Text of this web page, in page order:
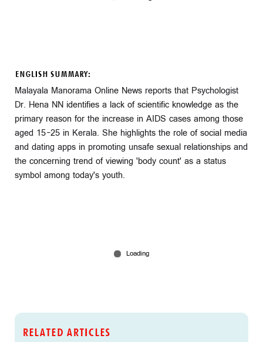
ENGLISH SUMMARY:
Malayala Manorama Online News reports that Psychologist
Dr. Hena NN identifies a lack of scientific knowledge as the
primary reason for the increase in AIDS cases among those
aged 15-25 in Kerala. She highlights the role of social media
and dating apps in promoting unsafe sexual relationships and
the concerning trend of viewing 'body count' as a status
symbol among today's youth.
RELATED ARTICLES